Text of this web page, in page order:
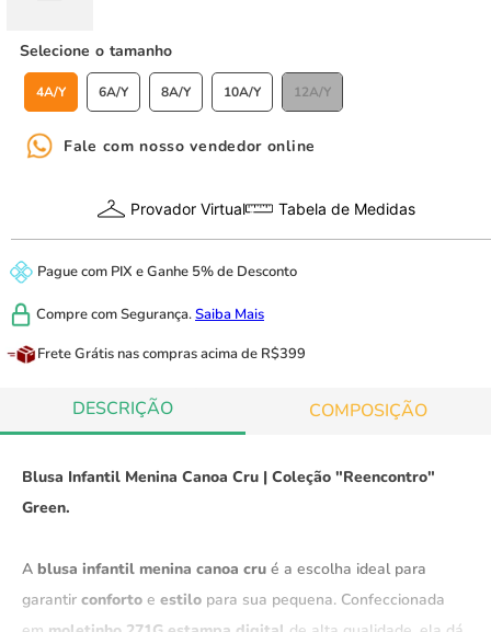
tamanho
4A/Y 6A/Y 8A/Y 10A/Y 12A/Y
Fale com nosso vendedor online
Provador Virtual Tabela de Medidas
Pague com PIX eGanhe 5% de Desconto
Compre comSegurança.Saiba Mais
Frete Grátis nas compras acima de R$399
DESCRIÇÃO COMPOSIÇÃO
Blusa Infantil Menina Canoa Cru | Coleção "Reencontro"
Green.
A blusa infantil menina canoa cru é a escolha ideal para
garantir conforto e estilo para sua pequena. Confeccionada